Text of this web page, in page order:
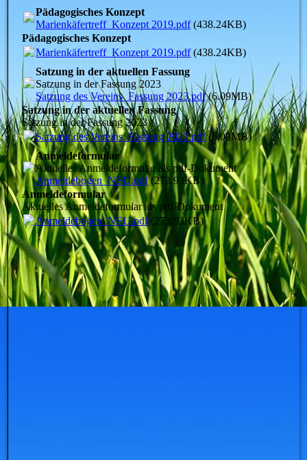
Pädagogisches Konzept
Marienkäfertreff_Konzept 2019.pdf(438.24KB)
Pädagogisches Konzept
Marienkäfertreff_Konzept 2019.pdf(438.24KB)
Satzung in der aktuellen Fassung
Satzung in der Fassung 2023
Satzung des Vereins_Fassung 2023.pdf(6.09MB)
Satzung in der aktuellen Fassung
Satzung in der Fassung 2023
Satzung des Vereins_Fassung 2023.pdf(6.09MB)
Anmeldeformular
Aktuelles Anmeldeformular als pdf-Dokument
Anmeldebogen_NEU.pdf(273.93KB)
Anmeldeformular
Aktuelles Anmeldeformular als pdf-Dokument
Anmeldebogen_NEU.pdf(273.93KB)